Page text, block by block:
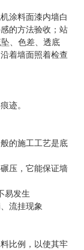
涂料面漆内墙白
的方法验收；站
、色差、透底
着墙面照着检查
痕迹。
的施工工艺是底
压，它能保证墙
易发生
流挂现象
比例，以使其牢